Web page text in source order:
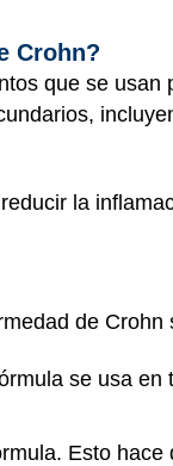
Crohn?
que se usan
la
de Crohn
se usa en
Esto hace